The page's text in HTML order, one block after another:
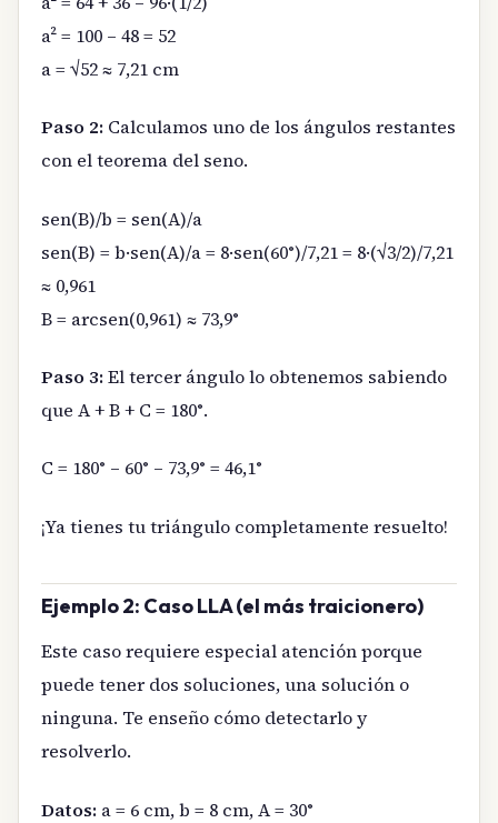
a² = 100 – 48 = 52
a = √52 ≈ 7,21 cm
Paso 2: Calculamos uno de los ángulos restantes
con el teorema del seno.
sen(B)/b = sen(A)/a
sen(B) = b·sen(A)/a = 8·sen(60°)/7,21 = 8·(√3/2)/7,21
≈ 0,961
B = arcsen(0,961) ≈ 73,9°
Paso 3:El tercer ángulo lo obtenemos sabiendo
que A + B + C = 180°.
C = 180° – 60° – 73,9° = 46,1°
¡Ya tienes tu triángulo completamente resuelto!
Ejemplo 2: Caso LLA (el más traicionero)
Este caso requiere especial atención porque
puede tener dos soluciones, una solución o
ninguna. Te enseño cómo detectarlo y
resolverlo.
Datos: a = 6 cm, b = 8 cm, A = 30°